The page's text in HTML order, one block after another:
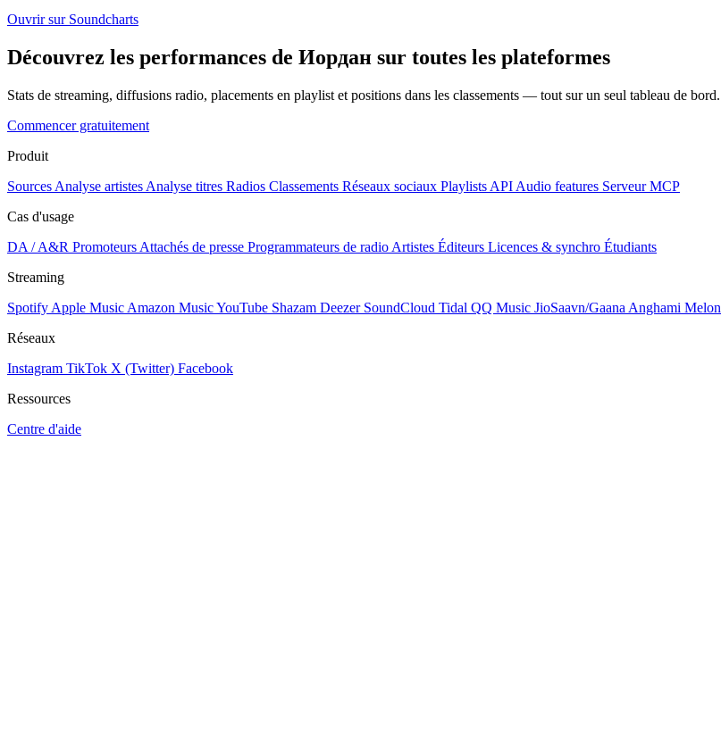
Ouvrir sur Soundcharts
Découvrez les performances de Иордан sur toutes les plateformes
Stats de streaming, diffusions radio, placements en playlist et positions dans les classements — tout sur un seul tableau de bord.
Commencer gratuitement
Produit
Sources Analyse artistes Analyse titres Radios Classements Réseaux sociaux Playlists API Audio features Serveur MCP
Cas d'usage
DA / A&R Promoteurs Attachés de presse Programmateurs de radio Artistes Éditeurs Licences & synchro Étudiants
Streaming
Spotify Apple Music Amazon MusicYouTube Shazam Deezer SoundCloud Tidal QQ Music JioSaavn/Gaana Anghami Melon
Réseaux
Instagram TikTok X (Twitter) Facebook
Ressources
Centre d'aide